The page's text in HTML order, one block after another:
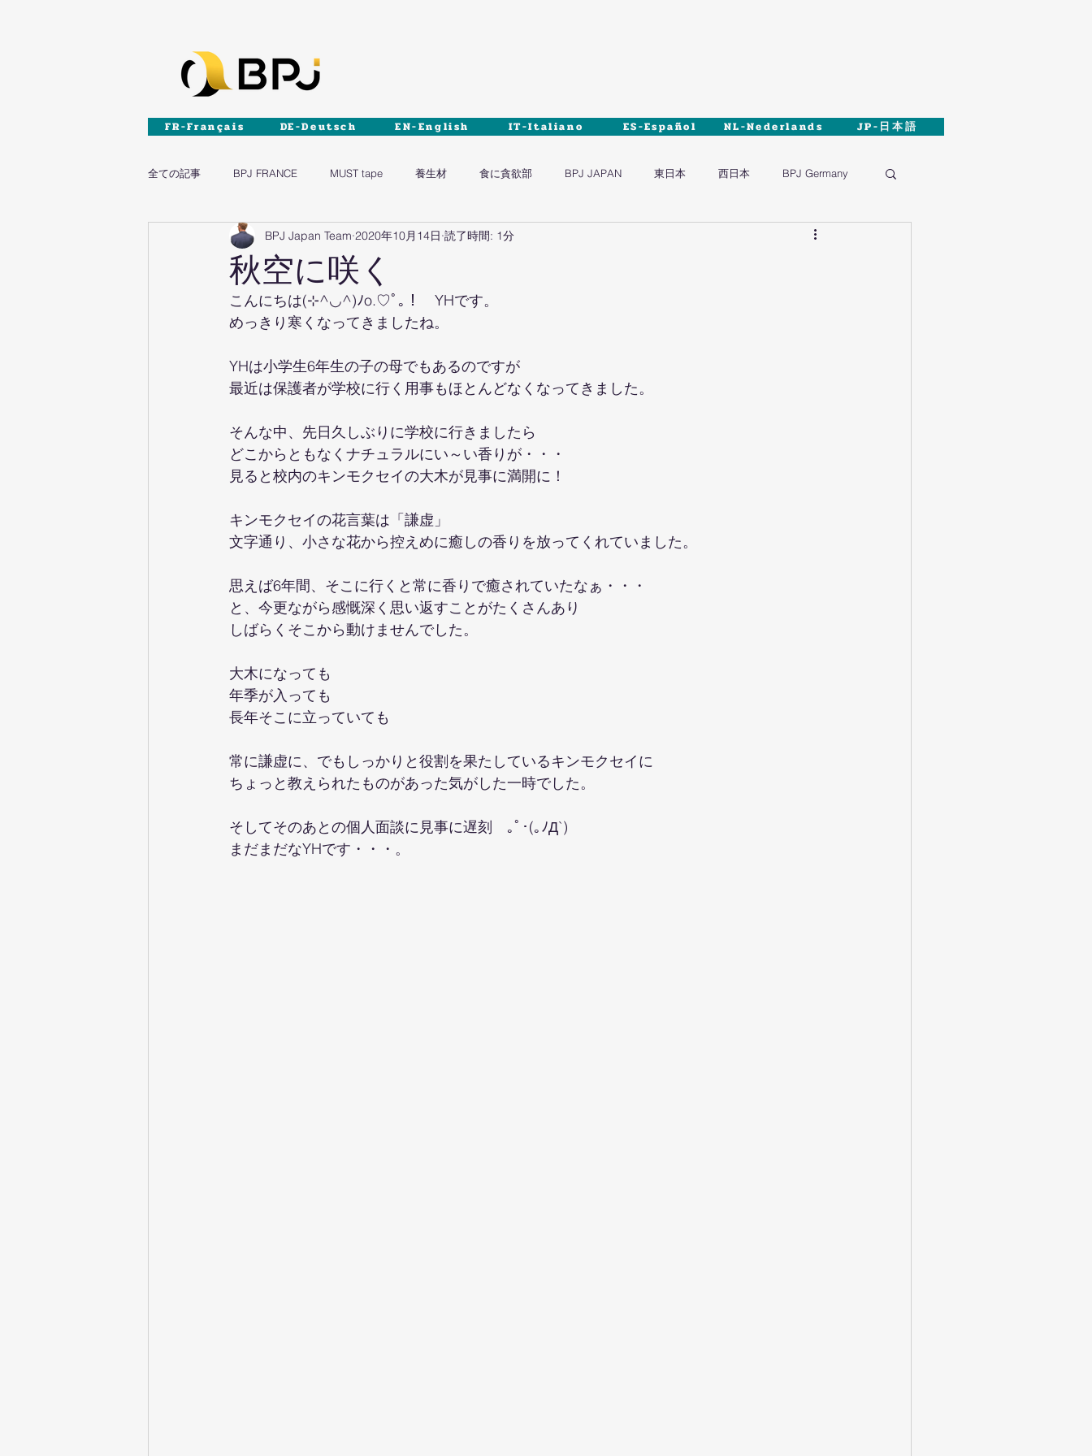
FR-Français DE-Deutsch EN-English IT-Italiano ES-Español NL-Nederlands JP-日本語
全ての記事 BPJ FRANCE MUST tape 養生材 食に貪欲部 BPJ JAPAN 東日本 西日本 BPJ Germany
家具
秋空に咲く
BPJ Japan Team 2020年10月14日 読了時間: 1分
こんにちは(⊹^◡^)ﾉo.♡ﾟ｡！　YHです。
めっきり寒くなってきましたね。
YHは小学生6年生の子の母でもあるのですが
最近は保護者が学校に行く用事もほとんどなくなってきました。
そんな中、先日久しぶりに学校に行きましたら
どこからともなくナチュラルにい～い香りが・・・
見ると校内のキンモクセイの大木が見事に満開に！
キンモクセイの花言葉は「謙虚」
文字通り、小さな花から控えめに癒しの香りを放ってくれていました。
思えば6年間、そこに行くと常に香りで癒されていたなぁ・・・
と、今更ながら感慨深く思い返すことがたくさんあり
しばらくそこから動けませんでした。
大木になっても
年季が入っても
長年そこに立っていても
常に謙虚に、でもしっかりと役割を果たしているキンモクセイに
ちょっと教えられたものがあった気がした一時でした。
そしてそのあとの個人面談に見事に遅刻　｡ﾟ･(｡ﾉД`)
まだまだなYHです・・・。